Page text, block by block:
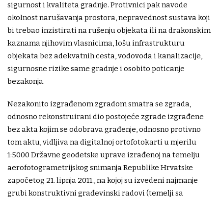
sigurnost i kvaliteta gradnje. Protivnici pak navode
okolnost narušavanja prostora, nepravednost sustava koji
bi trebao inzistirati na rušenju objekata ili na drakonskim
kaznama njihovim vlasnicima, lošu infrastrukturu
objekata bez adekvatnih cesta, vodovoda i kanalizacije,
sigurnosne rizike same gradnje i osobito poticanje
bezakonja.
Nezakonito izgrađenom zgradom smatra se zgrada,
odnosno rekonstruirani dio postojeće zgrade izgrađene
bez akta kojim se odobrava građenje, odnosno protivno
tom aktu, vidljiva na digitalnoj ortofotokarti u mjerilu
1:5000 Državne geodetske uprave izrađenoj na temelju
aerofotogrametrijskog snimanja Republike Hrvatske
započetog 21. lipnja 2011., na kojoj su izvedeni najmanje
grubi konstruktivni građevinski radovi (temelji sa